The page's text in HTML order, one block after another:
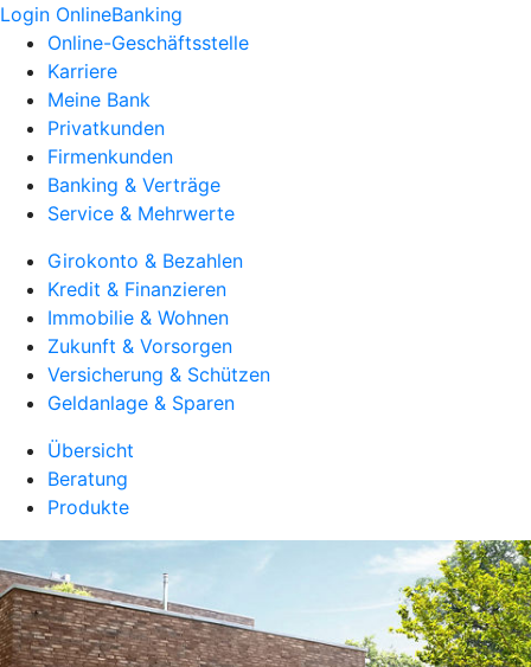
Login OnlineBanking
Online-Geschäftsstelle
Karriere
Meine Bank
Privatkunden
Firmenkunden
Banking & Verträge
Service & Mehrwerte
Girokonto & Bezahlen
Kredit & Finanzieren
Immobilie & Wohnen
Zukunft & Vorsorgen
Versicherung & Schützen
Geldanlage & Sparen
Übersicht
Beratung
Produkte